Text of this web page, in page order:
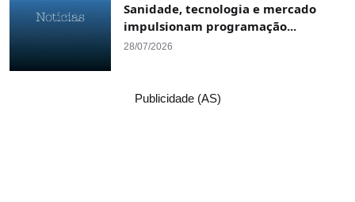
Sanidade, tecnologia e mercado
impulsionam programação...
28/07/2026
Publicidade (AS)